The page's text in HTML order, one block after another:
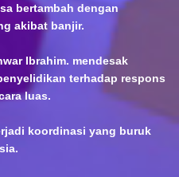
bertambah dengan
akibat banjir.
Ibrahim. mendesak
terhadap respons
luas.
koordinasi yang buruk